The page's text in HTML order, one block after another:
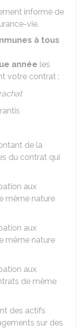
informé de
vie.
à tous
année les
votre contrat :
de la
du contrat qui
aux
même nature
aux
même nature
aux
de même
des actifs
sur des